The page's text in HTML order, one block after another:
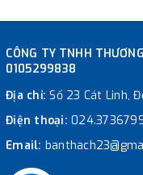
CÔNG TY TNHH
0105299838
Địa chỉ:Số 23 Cát Linh,
Điện thoại:
Email: